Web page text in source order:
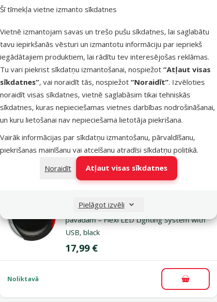
Šī tīmekļa vietne izmanto sīkdatnes
Vietnē izmantojam savas un trešo pušu sīkdatnes, lai saglabātu
tavu iepirkšanās vēsturi un izmantotu informāciju par iepriekš
iegādātajiem produktiem, lai rādītu tev interesējošas reklāmas.
Tu vari piekrist sīkdatņu izmantošanai, nospiežot “Atļaut visas
sīkdatnes”, vai noraidīt tās, nospiežot “Noraidīt”. Izvēloties
noraidīt visas sīkdatnes, vietnē saglabāsim tikai tehniskās
sīkdatnes, kuras nepieciešamas vietnes darbības nodrošināšanai,
un kuru lietošanai nav nepieciešama lietotāja piekrišana.
Vairāk informācijas par sīkdatņu izmantošanu, pārvaldīšanu,
piekrišanas mainīšanu vai atcelšanu atradīsi sīkdatņu politikā.
Noraidīt
Atļaut visas sīkdatnes
Pielāgot izvēli
Noliktavā
Bezmaksas piegāde
Inerces pavada suņiem – Flexi Xtreme L
Tape 5 m, black / orange
Atsauksmes 0%
Cena
47,99 €
Noliktavā
Bezmaksas piegāde
LED apgaismojuma sistēma inerces
pavadām – Flexi LED Lighting System with
USB, black
Cena
17,99 €
Noliktavā